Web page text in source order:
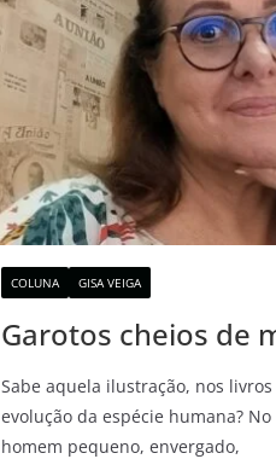
COLUNA GISA VEIGA
Garotos cheios de
Sabe aquela ilustração, nos
evolução da espécie humana?
homem pequeno, envergado,